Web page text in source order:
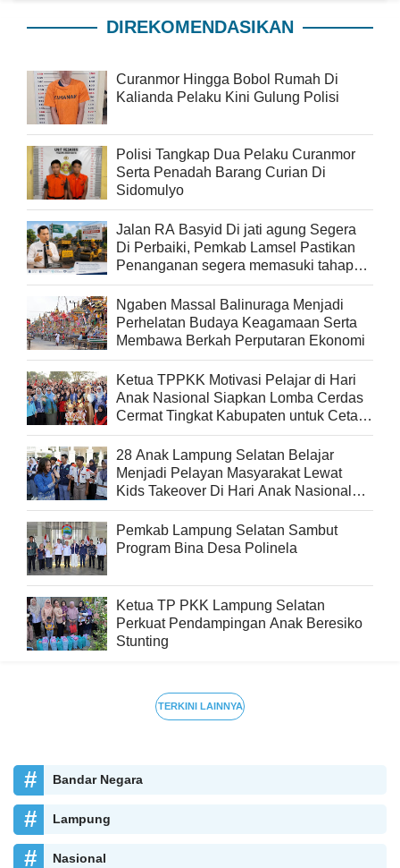
DIREKOMENDASIKAN
Curanmor Hingga Bobol Rumah Di
Kalianda Pelaku Kini Gulung Polisi
Polisi Tangkap Dua Pelaku Curanmor
Serta Penadah Barang Curian Di
Sidomulyo
Jalan RA Basyid Di jati agung Segera
Di Perbaiki, Pemkab Lamsel Pastikan
Penanganan segera memasuki tahap
pelaksanaan
Ngaben Massal Balinuraga Menjadi
Perhelatan Budaya Keagamaan Serta
Membawa Berkah Perputaran Ekonomi
Ketua TPPKK Motivasi Pelajar di Hari
Anak Nasional Siapkan Lomba Cerdas
Cermat Tingkat Kabupaten untuk Cetak
Generasi Berprestasi
28 Anak Lampung Selatan Belajar
Menjadi Pelayan Masyarakat Lewat
Kids Takeover Di Hari Anak Nasional
2026
Pemkab Lampung Selatan Sambut
Program Bina Desa Polinela
Ketua TP PKK Lampung Selatan
Perkuat Pendampingan Anak Beresiko
Stunting
TERKINI LAINNYA
Bandar Negara
Lampung
Nasional